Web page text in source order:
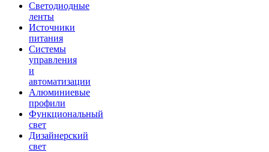
Светодиодные
ленты
Источники
питания
Системы
управления
и
автоматизации
Алюминиевые
профили
Функциональный
свет
Дизайнерский
свет